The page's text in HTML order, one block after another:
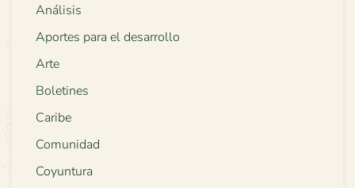
Análisis
Aportes para el desarrollo
Arte
Boletines
Caribe
Comunidad
Coyuntura